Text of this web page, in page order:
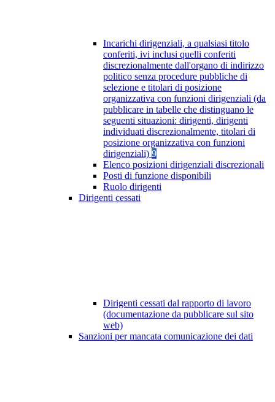
Incarichi dirigenziali, a qualsiasi titolo
conferiti, ivi inclusi quelli conferiti
discrezionalmente dall'organo di indirizzo
politico senza procedure pubbliche di
selezione e titolari di posizione
organizzativa con funzioni dirigenziali (da
pubblicare in tabelle che distinguano le
seguenti situazioni: dirigenti, dirigenti
individuati discrezionalmente, titolari di
posizione organizzativa con funzioni
dirigenziali) 9
Elenco posizioni dirigenziali discrezionali
Posti di funzione disponibili
Ruolo dirigenti
Dirigenti cessati
Dirigenti cessati dal rapporto di lavoro
(documentazione da pubblicare sul sito
web)
Sanzioni per mancata comunicazione dei dati